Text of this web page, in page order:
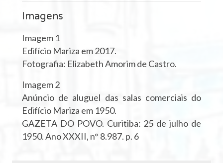
Imagens
Imagem 1
Edifício Mariza em 2017.
Fotografia: Elizabeth Amorim de Castro.
Imagem 2
Anúncio de aluguel das salas comerciais do
Edifício Mariza em 1950.
GAZETA DO POVO. Curitiba: 25 de julho de
1950. Ano XXXII, n° 8.987. p. 6